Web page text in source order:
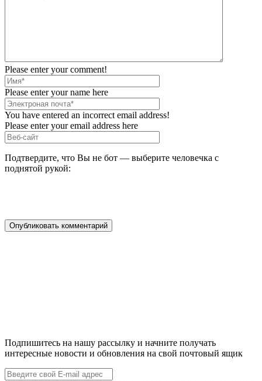
Please enter your comment!
Please enter your name here
You have entered an incorrect email address!
Please enter your email address here
Подтвердите, что Вы не бот — выберите человечка с
поднятой рукой:
Подпишитесь на нашу рассылку и начните получать
интересные новости и обновления на свой почтовый ящик